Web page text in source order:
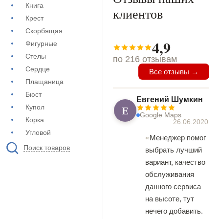
Книга
Крест
Скорбящая
Фигурные
Стелы
Сердце
Плащаница
Бюст
Купол
Корка
Угловой
Поиск товаров
клиентов
4,9
по 216 отзывам
Все отзывы →
Е
Евгений Шумкин
Google Maps
26.06.2020
Менеджер помог
выбрать лучший
вариант, качество
обслуживания
данного сервиса
на высоте, тут
нечего добавить.